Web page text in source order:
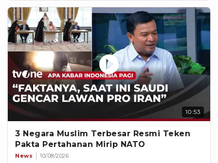
10:53
3 Negara Muslim Terbesar Resmi Teken
Pakta Pertahanan Mirip NATO
News 10/08/2026